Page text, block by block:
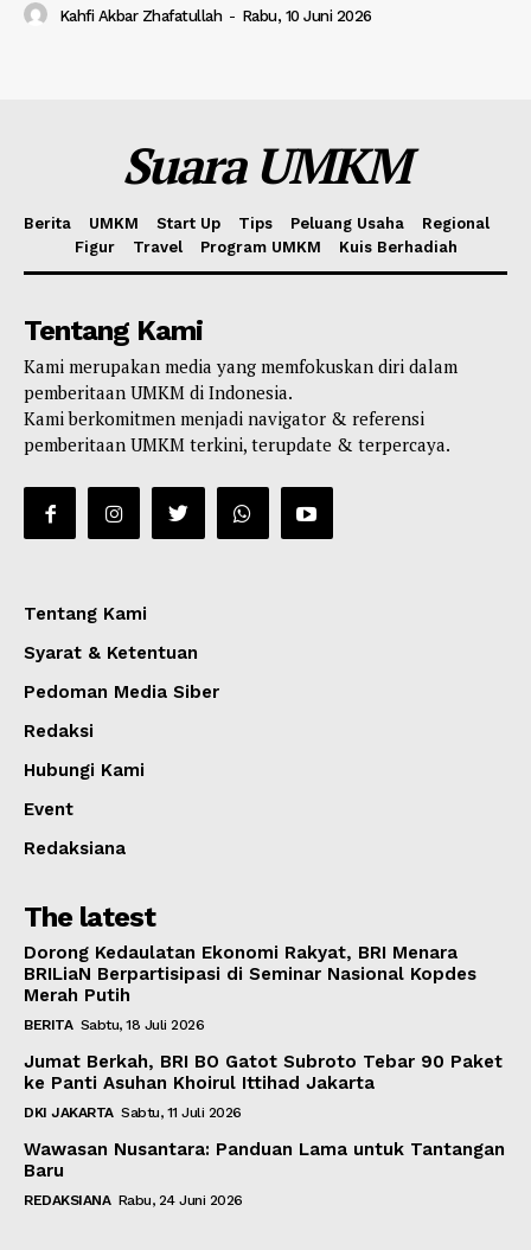
Kahfi Akbar Zhafatullah - Rabu, 10 Juni 2026
Suara UMKM
Berita UMKM Start Up Tips Peluang Usaha
Regional
Figur
Travel Program UMKM Kuis Berhadiah
Tentang Kami
Kami merupakan media yang memfokuskan diri dalam
pemberitaan UMKM di Indonesia.
Kami berkomitmen menjadi navigator & referensi
pemberitaan UMKM terkini, terupdate & terpercaya.
Tentang Kami
Syarat & Ketentuan
Pedoman Media Siber
Redaksi
Hubungi Kami
Event
Redaksiana
The latest
Dorong Kedaulatan Ekonomi Rakyat, BRI Menara
BRILiaN Berpartisipasi di Seminar Nasional Kopdes
Merah Putih
BERITA Sabtu, 18 Juli 2026
Jumat Berkah, BRI BO Gatot Subroto Tebar 90 Paket
ke Panti Asuhan Khoirul Ittihad Jakarta
DKI JAKARTA Sabtu, 11 Juli 2026
Wawasan Nusantara: Panduan Lama untuk Tantangan
Baru
REDAKSIANA Rabu, 24 Juni 2026